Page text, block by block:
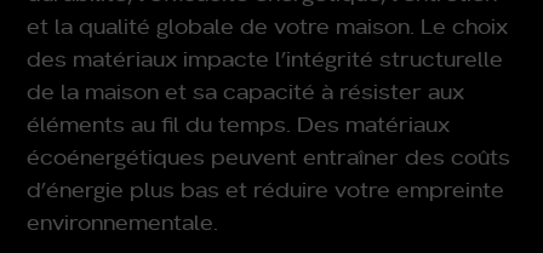
et la qualité globale de votre maison. Le choix
des matériaux impacte l’intégrité structurelle
de la maison et sa capacité à résister aux
éléments au fil du temps. Des matériaux
écoénergétiques peuvent entraîner des coûts
d’énergie plus bas et réduire votre empreinte
environnementale.